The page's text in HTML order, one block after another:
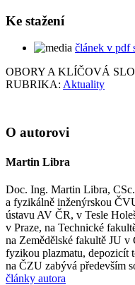
Ke stažení
článek v pdf
OBORY A KLÍČOVÁ
RUBRIKA: Aktuality
O autorovi
Martin Libra
Doc. Ing. Martin Libra,
a fyzikálně inženýrskou
ústavu AV ČR, v Tesle
v Praze, na Technické
na Zemědělské fakultě JU
fyzikou plazmatu, depozicít
na ČZU zabývá především
články autora